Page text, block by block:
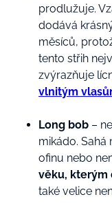
prodlužuje.
dodává
měsíců,
tento střih
zvýrazňuje
vlnitým
Long bob –
mikádo.
ofinu nebo
věku, kterým
také velice